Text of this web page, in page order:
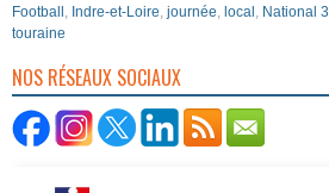
Football , Indre-et-Loire, journée, local , National 3
touraine
NOS RÉSEAUX SOCIAUX